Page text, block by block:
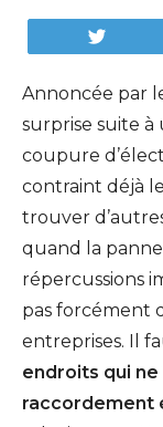
Annoncée par
surprise suite
coupure
contraint déjà
trouver
quand la
répercussions
pas forcément
entreprises. Il
endroits qui ne
raccordement